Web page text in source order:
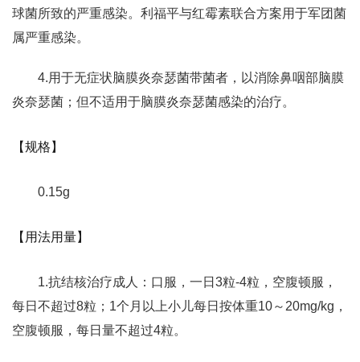
球菌所致的严重感染。利福平与红霉素联合方案用于军团菌
属严重感染。
4.用于无症状脑膜炎奈瑟菌带菌者，以消除鼻咽部脑膜
炎奈瑟菌；但不适用于脑膜炎奈瑟菌感染的治疗。
【规格】
0.15g
【用法用量】
1.抗结核治疗成人：口服，一日3粒-4粒，空腹顿服，
每日不超过8粒；1个月以上小儿每日按体重10～20mg/kg，
空腹顿服，每日量不超过4粒。